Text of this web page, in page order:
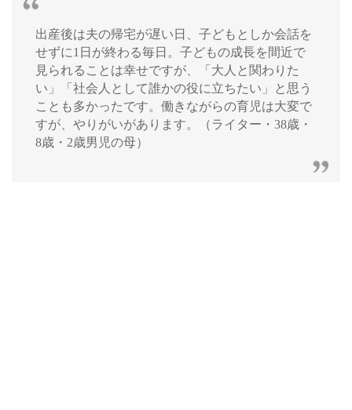
出産後は夫の帰宅が遅い日、子どもとしか会話を
せずに1日が終わる毎日。子どもの成長を間近で
見られることは幸せですが、「大人と関わりた
い」「社会人として誰かの役に立ちたい」と思う
ことも多かったです。働きながらの育児は大変で
すが、やりがいがあります。（ライター・38歳・
8歳・2歳男児の母）